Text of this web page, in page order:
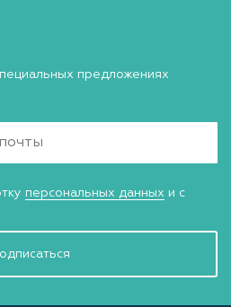
предложениях
персональных данных и с